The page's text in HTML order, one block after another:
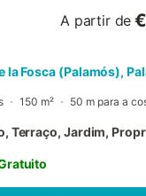
A partir de
la Fosca (Palamós),
150 m² 50 m para a
Terraço, Jardim,